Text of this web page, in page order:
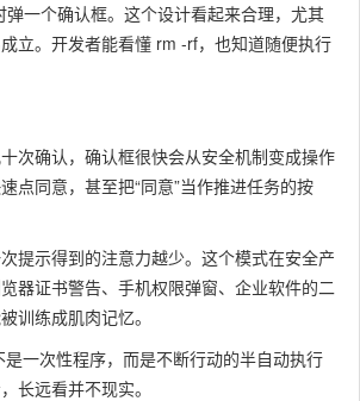
弹一个确认框。这个设计看起来合理，尤其
立。开发者能看懂 rm -rf，也知道随便执行
次确认，确认框很快会从安全机制变成操作
点同意，甚至把“同意”当作推进任务的按
提示得到的注意力越少。这个模式在安全产
器证书警告、手机权限弹窗、企业软件的二
训练成肌肉记忆。
是一次性程序，而是不断行动的半自动执行
长远看并不现实。